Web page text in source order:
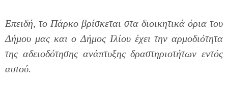
Επειδή, το Πάρκο βρίσκεται στα διοικητικά όρια του
Δήμου μας και ο Δήμος Ιλίου έχει την αρμοδιότητα
της αδειοδότησης ανάπτυξης δραστηριοτήτων εντός
αυτού.